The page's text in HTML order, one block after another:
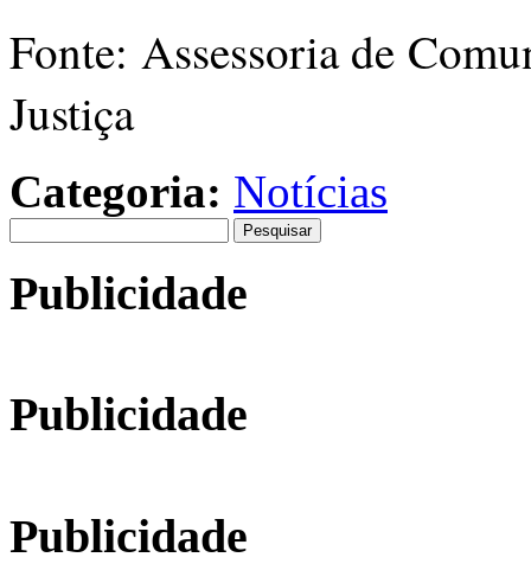
Fonte: Assessoria de
Justiça
Categoria: Notícias
por:
Publicidade
Publicidade
Publicidade